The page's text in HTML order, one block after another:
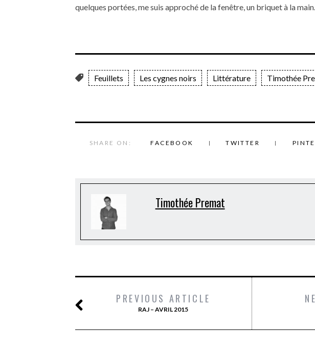
quelques portées, me suis approché de la fenêtre, un briquet à la
Feuillets Les cygnes noirs Littérature Timothée
SHARE ON: FACEBOOK TWITTER
Timothée Premat
PREVIOUS ARTICLE
RAJ – AVRIL 2015